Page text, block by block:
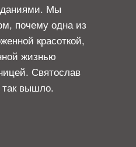
Мы
почему одна из
красоткой,
жизнью
Святослав
так вышло.